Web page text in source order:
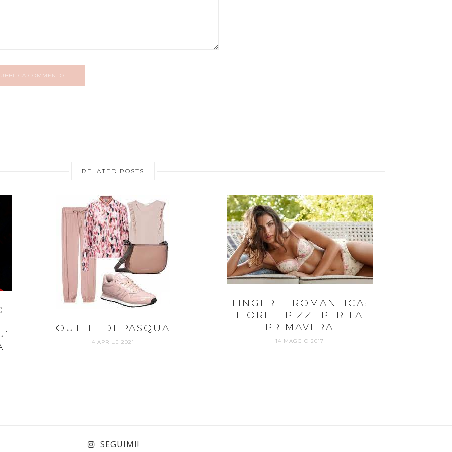
COMMENTO
RELATED POSTS
OUTFIT DI PASQUA
4 APRILE 2021
LINGERIE ROMANTICA:
FIORI E PIZZI PER LA
PRIMAVERA
14 MAGGIO 2017
SEGUIMI!